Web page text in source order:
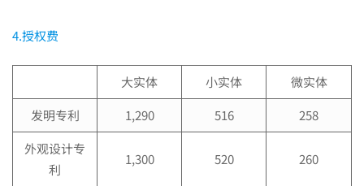
请
费
用
4.授权费
大实体 小实体
微实体
发明专利
1,290 516
258
外观设计专
利
1,300 520 260